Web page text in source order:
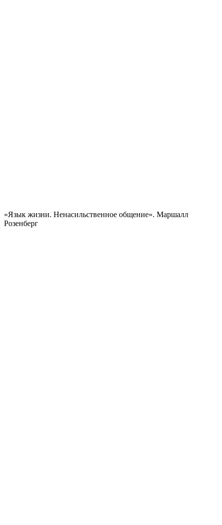
«Язык жизни. Ненасильственное общение». Маршалл
Розенберг